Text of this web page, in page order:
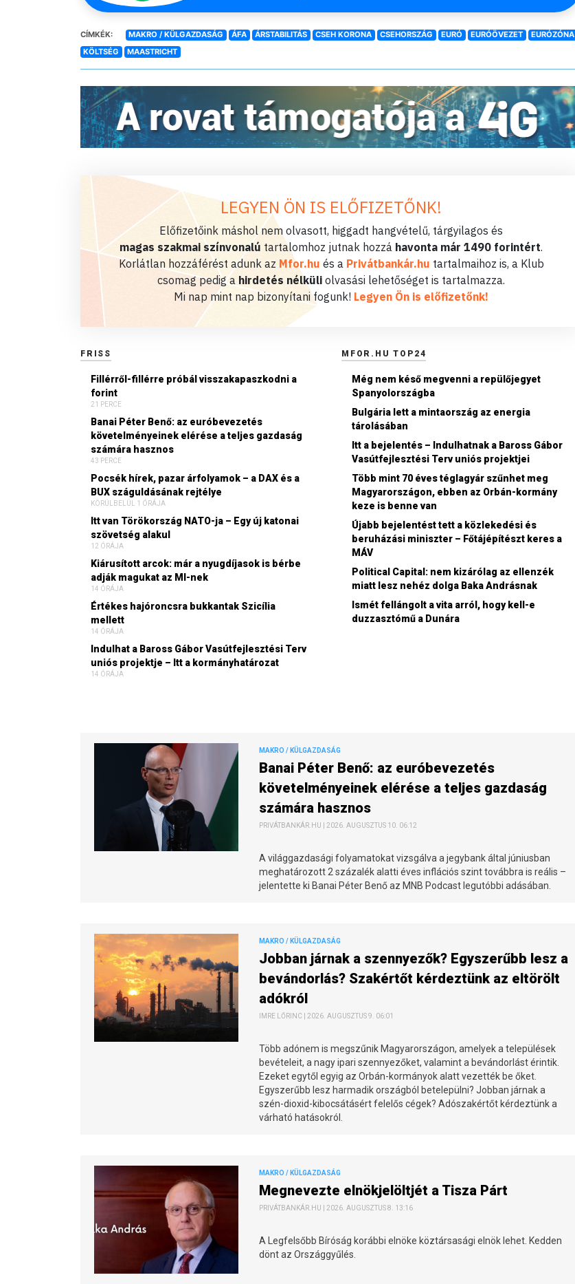
CÍMKÉK: MAKRO / KÜLGAZDASÁG ÁFA ÁRSTABILITÁS CSEH KORONA CSEHORSZÁG EURÓ EURÓÖVEZET
EURÓZÓNA
KÖLTSÉG
MAASTRICHT
LEGYEN ÖN IS ELŐFIZETŐNK!
Előfizetőink máshol nem olvasott, higgadt hangvételű, tárgyilagos és
magas szakmai színvonalú tartalomhoz jutnak hozzá havonta már 1490 forintért.
Korlátlan hozzáférést adunk az Mfor.hu és a Privátbankár.hu tartalmaihoz is, a Klub
csomag pedig a hirdetés nélküli olvasási lehetőséget is tartalmazza.
Mi nap mint nap bizonyítani fogunk! Legyen Ön is előfizetőnk!
FRISS
Fillérről-fillérre próbál visszakapaszkodni a
forint
21 PERCE
Banai Péter Benő: az euróbevezetés
követelményeinek elérése a teljes gazdaság
számára hasznos
43 PERCE
Pocsék hírek, pazar árfolyamok – a DAX és a
BUX száguldásának rejtélye
KÖRÜLBELÜL 1 ÓRÁJA
Itt van Törökország NATO-ja – Egy új katonai
szövetség alakul
12 ÓRÁJA
Kiárusított arcok: már a nyugdíjasok is bérbe
adják magukat az MI-nek
14 ÓRÁJA
Értékes hajóroncsra bukkantak Szicília
mellett
14 ÓRÁJA
Indulhat a Baross Gábor Vasútfejlesztési Terv
uniós projektje – Itt a kormányhatározat
14 ÓRÁJA
MFOR.HU TOP24
Még nem késő megvenni a repülőjegyet
Spanyolországba
Bulgária lett a mintaország az energia
tárolásában
Itt a bejelentés – Indulhatnak a Baross Gábor
Vasútfejlesztési Terv uniós projektjei
Több mint 70 éves téglagyár szűnhet meg
Magyarországon, ebben az Orbán-kormány
keze is benne van
Újabb bejelentést tett a közlekedési és
beruházási miniszter – Főtájépítészt keres a
MÁV
Political Capital: nem kizárólag az ellenzék
miatt lesz nehéz dolga Baka Andrásnak
Ismét fellángolt a vita arról, hogy kell-e
duzzasztómű a Dunára
MAKRO / KÜLGAZDASÁG
Banai Péter Benő: az euróbevezetés
követelményeinek elérése a teljes gazdaság
számára hasznos
PRIVÁTBANKÁR.HU | 2026. AUGUSZTUS 10. 06:12
A világgazdasági folyamatokat vizsgálva a jegybank által júniusban
meghatározott 2 százalék alatti éves inflációs szint továbbra is reális –
jelentette ki Banai Péter Benő az MNB Podcast legutóbbi adásában.
MAKRO / KÜLGAZDASÁG
Jobban járnak a szennyezők? Egyszerűbb lesz a
bevándorlás? Szakértőt kérdeztünk az eltörölt
adókról
IMRE LŐRINC | 2026. AUGUSZTUS 9. 06:01
Több adónem is megszűnik Magyarországon, amelyek a települések
bevételeit, a nagy ipari szennyezőket, valamint a bevándorlást érintik.
Ezeket egytől egyig az Orbán-kormányok alatt vezették be őket.
Egyszerűbb lesz harmadik országból betelepülni? Jobban járnak a
szén-dioxid-kibocsátásért felelős cégek? Adószakértőt kérdeztünk a
várható hatásokról.
MAKRO / KÜLGAZDASÁG
Megnevezte elnökjelöltjét a Tisza Párt
PRIVÁTBANKÁR.HU | 2026. AUGUSZTUS 8. 13:16
A Legfelsőbb Bíróság korábbi elnöke köztársasági elnök lehet. Kedden
dönt az Országgyűlés.